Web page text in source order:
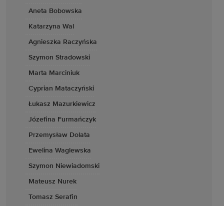
Aneta Bobowska
Katarzyna Wal
Agnieszka Raczyńska
Szymon Stradowski
Marta Marciniuk
Cyprian Mataczyński
Łukasz Mazurkiewicz
Józefina Furmańczyk
Przemysław Dolata
Ewelina Waglewska
Szymon Niewiadomski
Mateusz Nurek
Tomasz Serafin